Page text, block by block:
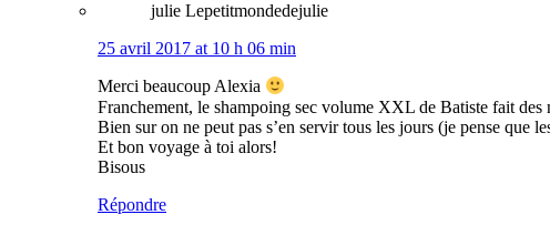
julie Lepetitmondedejulie
25 avril 2017 at 10 h 06 min
Merci beaucoup Alexia
Franchement, le shampoing sec volume XXL de Batiste fait des
Bien sur on ne peut pas s’en servir tous les jours (je pense que
Et bon voyage à toi alors!
Bisous
Répondre